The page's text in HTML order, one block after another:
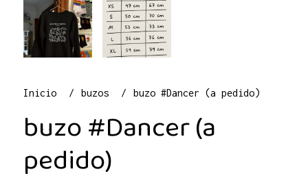
Inicio buzos buzo #Dancer (a pedido)
buzo #Dancer (a
pedido)